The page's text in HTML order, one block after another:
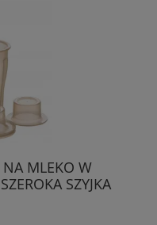
MLEKO W
SZYJKA